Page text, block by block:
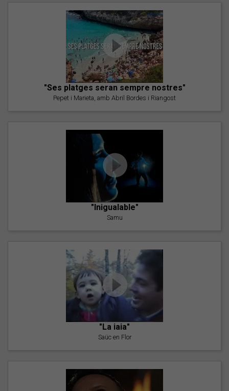
"Ses platges seran sempre nostres"
Pepet i Marieta, amb Abril Bordes i Riangost
"Inigualable"
Samu
"La iaia"
Saüc en Flor